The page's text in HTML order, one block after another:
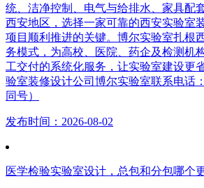
统、洁净控制、电气与给排水、家具配
西安地区，选择一家可靠的西安实验室
项目顺利推进的关键。博尔实验室扎根
务模式，为高校、医院、药企及检测机
工交付的系统化服务，让实验室建设更
验室装修设计公司博尔实验室联系电话
同号）
发布时间：2026-08-02
医学检验实验室设计，总包和分包哪个